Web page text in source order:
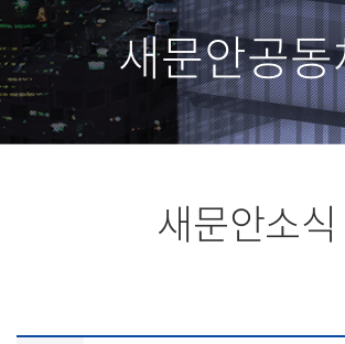
새문안공
새문안소식